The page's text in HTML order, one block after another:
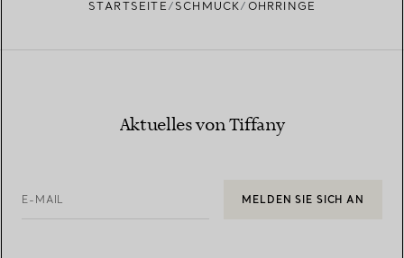
STARTSEITE SCHMUCK OHRRINGE
Aktuelles von Tiffany
E-MAIL MELDEN SIE SICH AN